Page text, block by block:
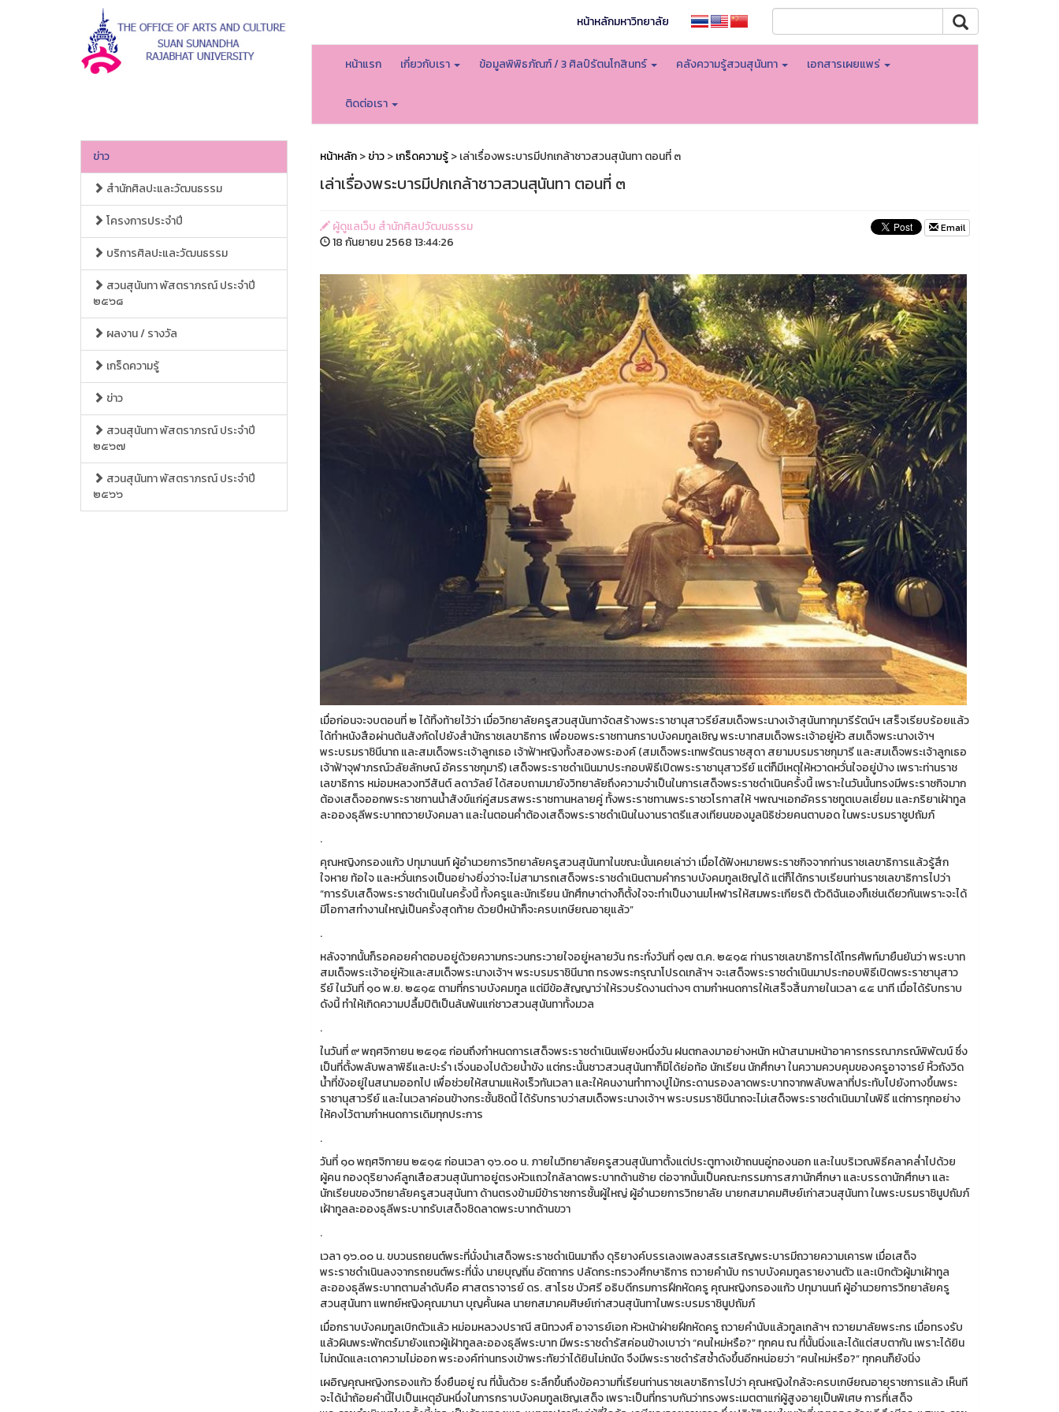
หน้าหลักมหาวิทยาลัย
หน้าแรก เกี่ยวกับเรา ข้อมูลพิพิธภัณฑ์ / 3 ศิลป์รัตนโกสินทร์ คลังความรู้สวนสุนันทา เอกสารเผยแพร่
ติดต่อเรา
ข่าว
สำนักศิลปะและวัฒนธรรม
โครงการประจำปี
บริการศิลปะและวัฒนธรรม
สวนสุนันทา พัสตราภรณ์ ประจำปี
๒๕๖๘
ผลงาน / รางวัล
เกร็ดความรู้
ข่าว
สวนสุนันทา พัสตราภรณ์ ประจำปี
๒๕๖๗
สวนสุนันทา พัสตราภรณ์ ประจำปี
๒๕๖๖
หน้าหลัก>ข่าว>เกร็ดความรู้> เล่าเรื่องพระบารมีปกเกล้าชาวสวนสุนันทา ตอนที่ ๓
เล่าเรื่องพระบารมีปกเกล้าชาวสวนสุนันทา ตอนที่ ๓
ผู้ดูแลเว็บ สำนักศิลปวัฒนธรรม
18 กันยายน 2568 13:44:26
Email
เมื่อก่อนจะจบตอนที่ ๒ ได้ทิ้งท้ายไว้ว่า เมื่อวิทยาลัยครูสวนสุนันทาจัดสร้างพระราชานุสาวรีย์สมเด็จพระนางเจ้าสุนันทากุมารีรัตน์ฯ เสร็จเรียบร้อยแล้ว
ได้ทำหนังสือผ่านต้นสังกัดไปยังสำนักราชเลขาธิการ เพื่อขอพระราชทานกราบบังคมทูลเชิญ พระบาทสมเด็จพระเจ้าอยู่หัว สมเด็จพระนางเจ้าฯ
พระบรมราชินีนาถ และสมเด็จพระเจ้าลูกเธอ เจ้าฟ้าหญิงทั้งสองพระองค์ (สมเด็จพระเทพรัตนราชสุดา สยามบรมราชกุมารี และสมเด็จพระเจ้าลูกเธอ
เจ้าฟ้าจุฬาภรณ์วลัยลักษณ์ อัครราชกุมารี) เสด็จพระราชดำเนินมาประกอบพิธีเปิดพระราชานุสาวรีย์ แต่ก็มีเหตุให้หวาดหวั่นใจอยู่บ้าง เพราะท่านราช
เลขาธิการ หม่อมหลวงทวีสันต์ ลดาวัลย์ ได้สอบถามมายังวิทยาลัยถึงความจำเป็นในการเสด็จพระราชดำเนินครั้งนี้ เพราะในวันนั้นทรงมีพระราชกิจมาก
ต้องเสด็จออกพระราชทานน้ำสังข์แก่คู่สมรสพระราชทานหลายคู่ ทั้งพระราชทานพระราชวโรกาสให้ ฯพณฯเอกอัครราชทูตเบลเยี่ยม และภริยาเฝ้าทูล
ละอองธุลีพระบาทถวายบังคมลา และในตอนค่ำต้องเสด็จพระราชดำเนินในงานราตรีแสงเทียนของมูลนิธิช่วยคนตาบอด ในพระบรมราชูปถัมภ์
.
คุณหญิงกรองแก้ว ปทุมานนท์ ผู้อำนวยการวิทยาลัยครูสวนสุนันทาในขณะนั้นเคยเล่าว่า เมื่อได้ฟังหมายพระราชกิจจากท่านราชเลขาธิการแล้วรู้สึก
ใจหาย ท้อใจ และหวั่นเกรงเป็นอย่างยิ่งว่าจะไม่สามารถเสด็จพระราชดำเนินตามคำกราบบังคมทูลเชิญได้ แต่ก็ได้กราบเรียนท่านราชเลขาธิการไปว่า
“การรับเสด็จพระราชดำเนินในครั้งนี้ ทั้งครูและนักเรียน นักศึกษาต่างก็ตั้งใจจะทำเป็นงานมโหฬารให้สมพระเกียรติ ตัวดิฉันเองก็เช่นเดียวกันเพราะจะได้
มีโอกาสทำงานใหญ่เป็นครั้งสุดท้าย ด้วยปีหน้าก็จะครบเกษียณอายุแล้ว”
.
หลังจากนั้นก็รอคอยคำตอบอยู่ด้วยความกระวนกระวายใจอยู่หลายวัน กระทั่งวันที่ ๑๗ ต.ค. ๒๕๑๕ ท่านราชเลขาธิการได้โทรศัพท์มายืนยันว่า พระบาท
สมเด็จพระเจ้าอยู่หัวและสมเด็จพระนางเจ้าฯ พระบรมราชินีนาถ ทรงพระกรุณาโปรดเกล้าฯ จะเสด็จพระราชดำเนินมาประกอบพิธีเปิดพระราชานุสาว
รีย์ ในวันที่ ๑๐ พ.ย. ๒๕๑๕ ตามที่กราบบังคมทูล แต่มีข้อสัญญาว่าให้รวบรัดงานต่างๆ ตามกำหนดการให้เสร็จสิ้นภายในเวลา ๔๕ นาที เมื่อได้รับทราบ
ดังนี้ ทำให้เกิดความปลื้มปิติเป็นล้นพ้นแก่ชาวสวนสุนันทาทั้งมวล
.
ในวันที่ ๙ พฤศจิกายน ๒๕๑๕ ก่อนถึงกำหนดการเสด็จพระราชดำเนินเพียงหนึ่งวัน ฝนตกลงมาอย่างหนัก หน้าสนามหน้าอาคารกรรณาภรณ์พิพัฒน์ ซึ่ง
เป็นที่ตั้งพลับพลาพิธีและปะรำ เจิ่งนองไปด้วยน้ำขัง แต่กระนั้นชาวสวนสุนันทาก็มิได้ย่อท้อ นักเรียน นักศึกษา ในความควบคุมของครูอาจารย์ หิ้วถังวิด
น้ำที่ขังอยู่ในสนามออกไป เพื่อช่วยให้สนามแห้งเร็วทันเวลา และให้คนงานทำทางปูไม้กระดานรองลาดพระบาทจากพลับพลาที่ประทับไปยังทางขึ้นพระ
ราชานุสาวรีย์ และในเวลาค่อนข้างกระชั้นชิดนี้ ได้รับทราบว่าสมเด็จพระนางเจ้าฯ พระบรมราชินีนาถจะไม่เสด็จพระราชดำเนินมาในพิธี แต่การทุกอย่าง
ให้คงไว้ตามกำหนดการเดิมทุกประการ
.
วันที่ ๑๐ พฤศจิกายน ๒๕๑๕ ก่อนเวลา ๑๖.๐๐ น. ภายในวิทยาลัยครูสวนสุนันทาตั้งแต่ประตูทางเข้าถนนอู่ทองนอก และในบริเวณพิธีคลาคล่ำไปด้วย
ผู้คน กองดุริยางค์ลูกเสือสวนสุนันทาอยู่ตรงหัวแถวใกล้ลาดพระบาทด้านซ้าย ต่อจากนั้นเป็นคณะกรรมการสภานักศึกษา และบรรดานักศึกษา และ
นักเรียนของวิทยาลัยครูสวนสุนันทา ด้านตรงข้ามมีข้าราชการชั้นผู้ใหญ่ ผู้อำนวยการวิทยาลัย นายกสมาคมศิษย์เก่าสวนสุนันทา ในพระบรมราชินูปถัมภ์
เฝ้าทูลละอองธุลีพระบาทรับเสด็จชิดลาดพระบาทด้านขวา
.
เวลา ๑๖.๐๐ น. ขบวนรถยนต์พระที่นั่งนำเสด็จพระราชดำเนินมาถึง ดุริยางค์บรรเลงเพลงสรรเสริญพระบารมีถวายความเคารพ เมื่อเสด็จ
พระราชดำเนินลงจากรถยนต์พระที่นั่ง นายบุญถิ่น อัตถากร ปลัดกระทรวงศึกษาธิการ ถวายคำนับ กราบบังคมทูลรายงานตัว และเบิกตัวผู้มาเฝ้าทูล
ละอองธุลีพระบาทตามลำดับคือ ศาสตราจารย์ ดร. สาโรช บัวศรี อธิบดีกรมการฝึกหัดครู คุณหญิงกรองแก้ว ปทุมานนท์ ผู้อำนวยการวิทยาลัยครู
สวนสุนันทา แพทย์หญิงคุณมานา บุญคั้นผล นายกสมาคมศิษย์เก่าสวนสุนันทาในพระบรมราชินูปถัมภ์
เมื่อกราบบังคมทูลเบิกตัวแล้ว หม่อมหลวงปราณี สนิทวงศ์ อาจารย์เอก หัวหน้าฝ่ายฝึกหัดครู ถวายคำนับแล้วทูลเกล้าฯ ถวายมาลัยพระกร เมื่อทรงรับ
แล้วผินพระพักตร์มายังแถวผู้เฝ้าทูลละอองธุลีพระบาท มีพระราชดำรัสค่อนข้างเบาว่า “คนใหม่หรือ?” ทุกคน ณ ที่นั้นนิ่งและได้แต่สบตากัน เพราะได้ยิน
ไม่ถนัดและเดาความไม่ออก พระองค์ท่านทรงเข้าพระทัยว่าได้ยินไม่ถนัด จึงมีพระราชดำรัสซ้ำดังขึ้นอีกหน่อยว่า “คนใหม่หรือ?” ทุกคนก็ยังนิ่ง
เผอิญคุณหญิงกรองแก้ว ซึ่งยืนอยู่ ณ ที่นั้นด้วย ระลึกขึ้นถึงข้อความที่เรียนท่านราชเลขาธิการไปว่า คุณหญิงใกล้จะครบเกษียณอายุราชการแล้ว เห็นที
จะได้นำถ้อยคำนี้ไปเป็นเหตุอันหนึ่งในการกราบบังคมทูลเชิญเสด็จ เพราะเป็นที่ทราบกันว่าทรงพระเมตตาแก่ผู้สูงอายุเป็นพิเศษ การที่เสด็จ